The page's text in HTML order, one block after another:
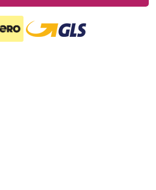
Ledlamp
GU10